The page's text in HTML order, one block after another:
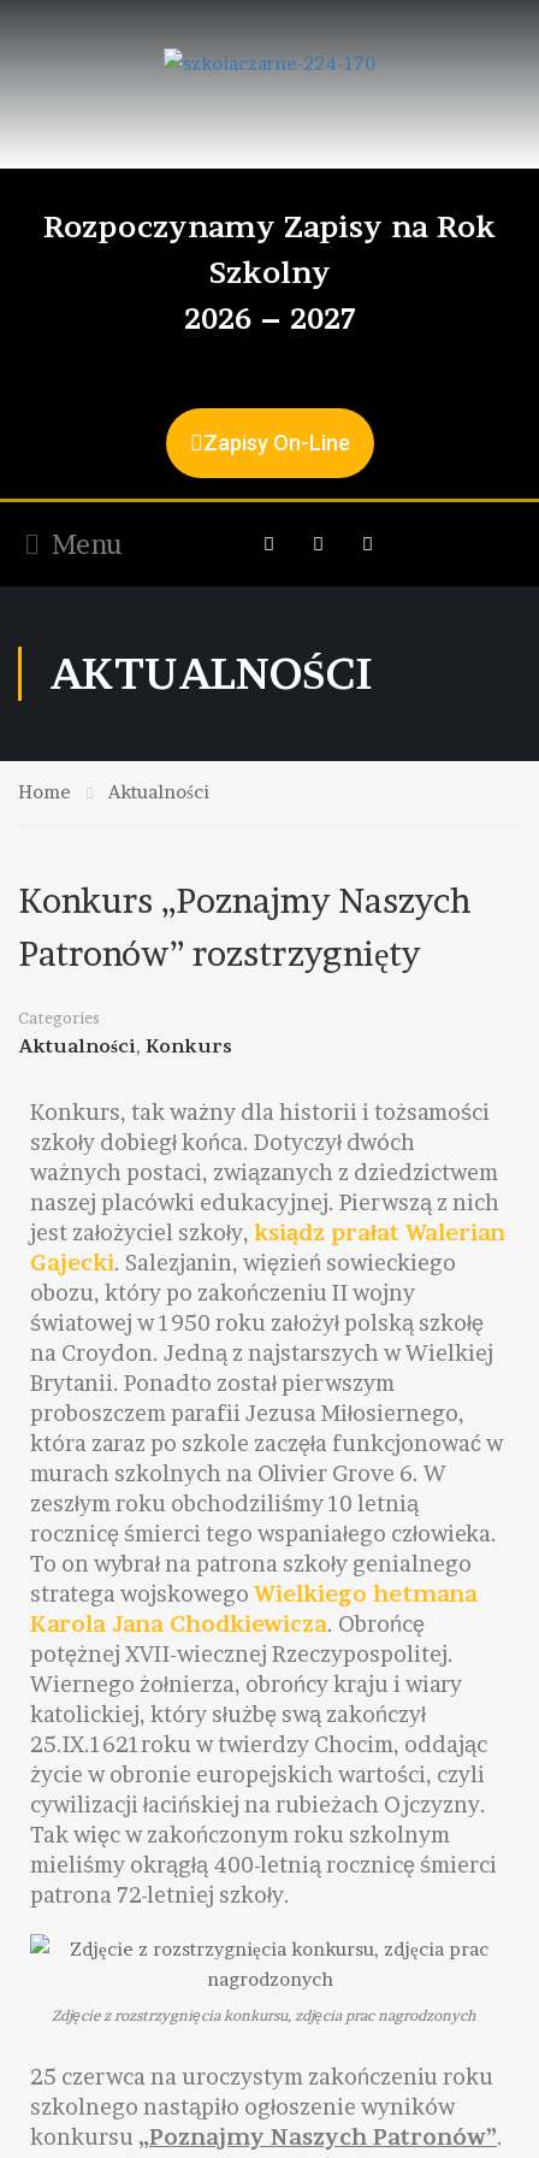
Rozpoczynamy Zapisy na Rok
Szkolny
2026 – 2027
Zapisy On-Line
Menu
AKTUALNOŚCI
Home Aktualności
Konkurs „Poznajmy Naszych
Patronów” rozstrzygnięty
Categories
Aktualności, Konkurs
Konkurs, tak ważny dla historii i tożsamości
szkoły dobiegł końca. Dotyczył dwóch
ważnych postaci, związanych z dziedzictwem
naszej placówki edukacyjnej. Pierwszą z nich
jest założyciel szkoły, ksiądz prałat Walerian
Gajecki. Salezjanin, więzień sowieckiego
obozu, który po zakończeniu II wojny
światowej w 1950 roku założył polską szkołę
na Croydon. Jedną z najstarszych w Wielkiej
Brytanii. Ponadto został pierwszym
proboszczem parafii Jezusa Miłosiernego,
która zaraz po szkole zaczęła funkcjonować w
murach szkolnych na Olivier Grove 6. W
zeszłym roku obchodziliśmy 10 letnią
rocznicę śmierci tego wspaniałego człowieka.
To on wybrał na patrona szkoły genialnego
stratega wojskowego Wielkiego hetmana
Karola Jana Chodkiewicza. Obrońcę
potężnej XVII-wiecznej Rzeczypospolitej.
Wiernego żołnierza, obrońcy kraju i wiary
katolickiej, który służbę swą zakończył
25.IX.1621roku w twierdzy Chocim, oddając
życie w obronie europejskich wartości, czyli
cywilizacji łacińskiej na rubieżach Ojczyzny.
Tak więc w zakończonym roku szkolnym
mieliśmy okrągłą 400-letnią rocznicę śmierci
patrona 72-letniej szkoły.
Zdjęcie z rozstrzygnięcia konkursu, zdjęcia prac nagrodzonych
25 czerwca na uroczystym zakończeniu roku
szkolnego nastąpiło ogłoszenie wyników
konkursu „Poznajmy Naszych Patronów”.